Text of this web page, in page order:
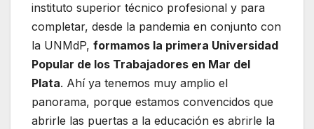
instituto superior técnico profesional y para
completar, desde la pandemia en conjunto con
la UNMdP, formamos la primera Universidad
Popular de los Trabajadores en Mar del
Plata. Ahí ya tenemos muy amplio el
panorama, porque estamos convencidos que
abrirle las puertas a la educación es abrirle la